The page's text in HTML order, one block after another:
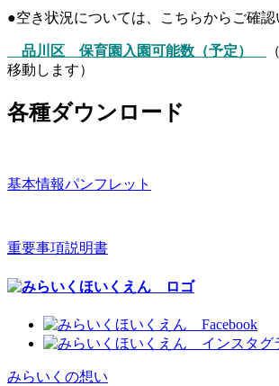
●空き状況については、こちらからご確認
品川区 保育園入園可能数（予定）
移動します）
各種ダウンロード
基本情報パンフレット
重要事項説明書
みらいくの想い